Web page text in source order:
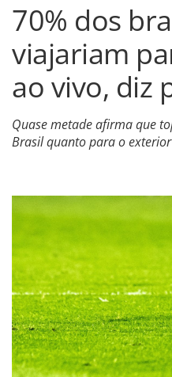
70% dos
viajariam
ao vivo, diz
Quase metade afirma que
Brasil quanto para o